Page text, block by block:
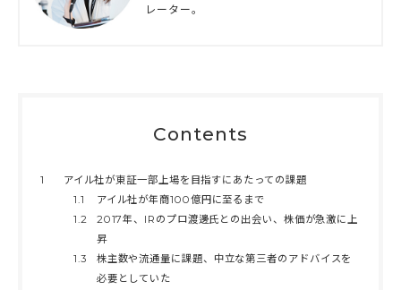
レーター。
Contents
1
アイル社が東証一部上場を目指すにあたっての課題
1.1
アイル社が年商100億円に至るまで
1.2
2017年、IRのプロ渡邊氏との出会い、株価が急激に上
昇
1.3
株主数や流通量に課題、中立な第三者のアドバイスを
必要としていた